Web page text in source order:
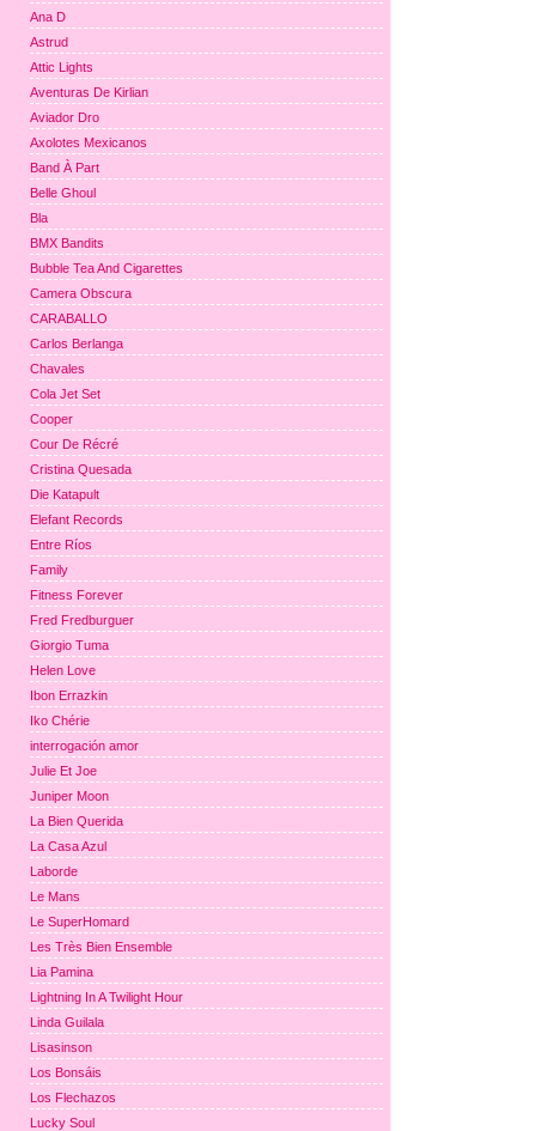
Ana D
Astrud
Attic Lights
Aventuras De Kirlian
Aviador Dro
Axolotes Mexicanos
Band À Part
Belle Ghoul
Bla
BMX Bandits
Bubble Tea And Cigarettes
Camera Obscura
CARABALLO
Carlos Berlanga
Chavales
Cola Jet Set
Cooper
Cour De Récré
Cristina Quesada
Die Katapult
Elefant Records
Entre Ríos
Family
Fitness Forever
Fred Fredburguer
Giorgio Tuma
Helen Love
Ibon Errazkin
Iko Chérie
interrogación amor
Julie Et Joe
Juniper Moon
La Bien Querida
La Casa Azul
Laborde
Le Mans
Le SuperHomard
Les Très Bien Ensemble
Lia Pamina
Lightning In A Twilight Hour
Linda Guilala
Lisasinson
Los Bonsáis
Los Flechazos
Lucky Soul